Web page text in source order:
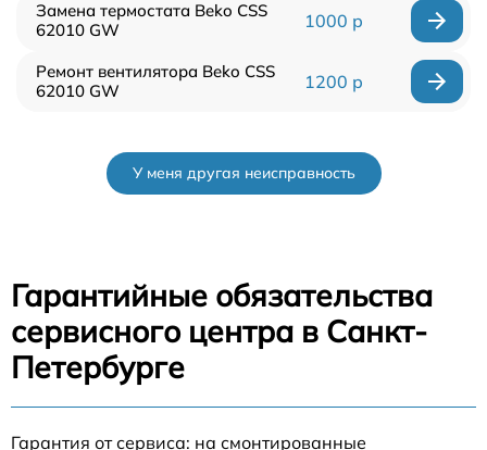
Замена термостата Beko CSS
62010 GW
1000 р
Ремонт вентилятора Beko CSS
62010 GW
1200 р
У меня другая неисправность
Гарантийные обязательства
сервисного центра в Санкт-
Петербурге
Гарантия от сервиса: на смонтированные